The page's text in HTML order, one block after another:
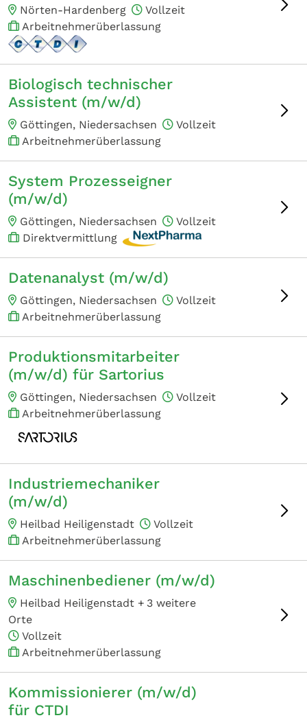
Nörten-Hardenberg
Vollzeit
Arbeitnehmerüberlassung
Biologisch technischer
Assistent (m/w/d)
Göttingen, Niedersachsen
Vollzeit
Arbeitnehmerüberlassung
System Prozesseigner
(m/w/d)
Göttingen, Niedersachsen
Vollzeit
Direktvermittlung
Datenanalyst (m/w/d)
Göttingen, Niedersachsen
Vollzeit
Arbeitnehmerüberlassung
Produktionsmitarbeiter
(m/w/d) für Sartorius
Göttingen, Niedersachsen
Vollzeit
Arbeitnehmerüberlassung
Industriemechaniker
(m/w/d)
Heilbad Heiligenstadt
Vollzeit
Arbeitnehmerüberlassung
Maschinenbediener (m/w/d)
Heilbad Heiligenstadt + 3 weitere
Orte
Vollzeit
Arbeitnehmerüberlassung
Kommissionierer (m/w/d)
für CTDI